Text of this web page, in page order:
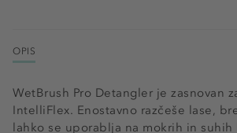
OPIS
WetBrush Pro Detangler je zasnovan
IntelliFlex. Enostavno razčeše lase,
lahko se uporablja na mokrih in